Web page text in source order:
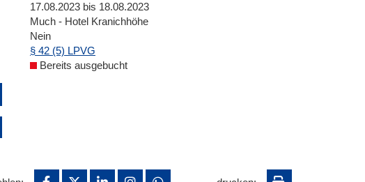
17.08.2023 bis 18.08.2023
Much - Hotel Kranichhöhe
Nein
§ 42 (5) LPVG
Bereits ausgebucht